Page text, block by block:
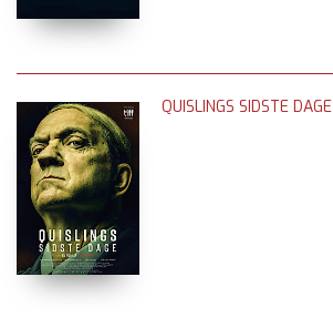
QUISLINGS SIDSTE DAGE